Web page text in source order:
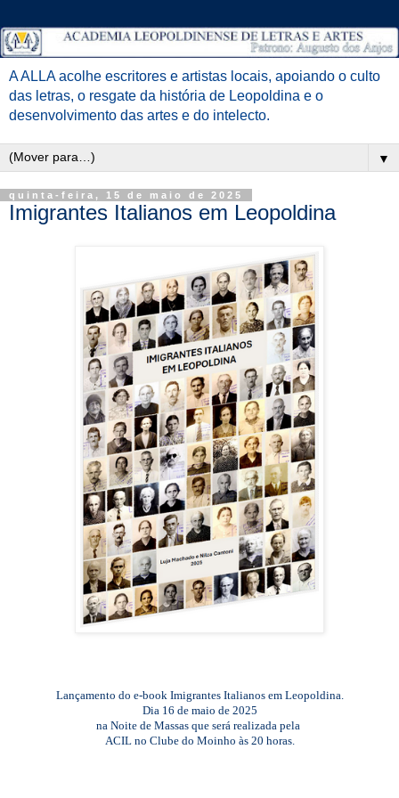
A ALLA acolhe escritores e artistas locais, apoiando o culto
das letras, o resgate da história de Leopoldina e o
desenvolvimento das artes e do intelecto.
▼
quinta-feira, 15 de maio de 2025
Imigrantes Italianos em Leopoldina
Lançamento do e-book Imigrantes Italianos em Leopoldina.
Dia 16 de maio de 2025
na Noite de Massas que será realizada pela
ACIL no Clube do Moinho às 20 horas.